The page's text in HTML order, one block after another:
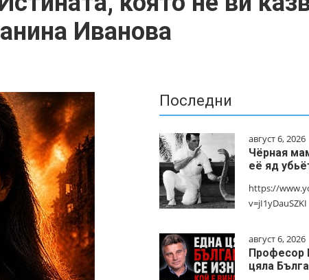
Иванова
Последни
август 6, 2026
Чёрная
её яд
https://
v=jI1yDauSZKI
август 6, 2026
Професор
цяла